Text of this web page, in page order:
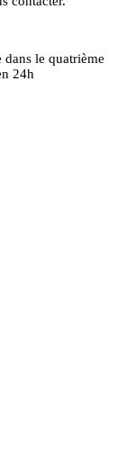
le quatrième
24h